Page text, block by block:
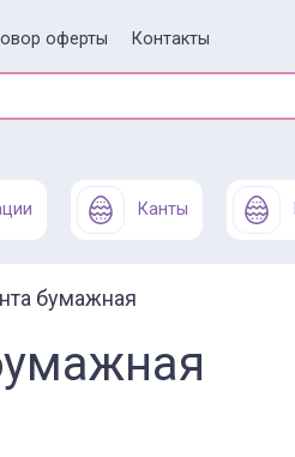
оферты Контакты
Канты
бумажная